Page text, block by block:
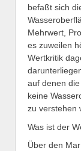
befaßt sich
Mehrwert,
es zuweilen
Wertkritik
auf denen
keine
zu verstehen
Was ist der
Über den